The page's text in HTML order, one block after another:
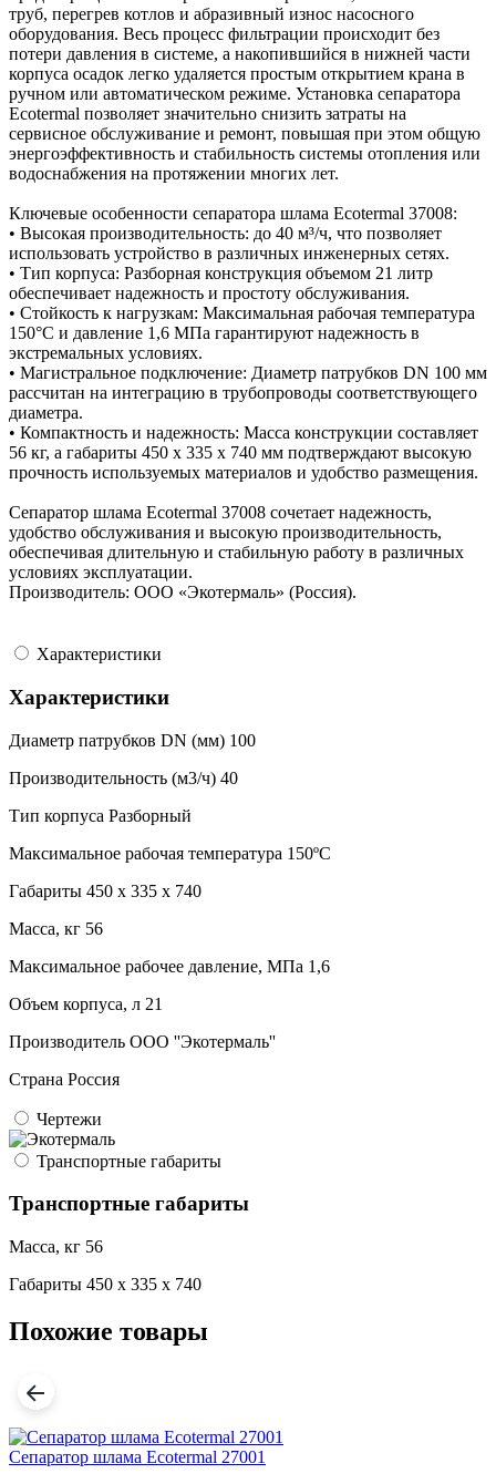
труб, перегрев котлов и абразивный износ насосного
оборудования. Весь процесс фильтрации происходит без
потери давления в системе, а накопившийся в нижней части
корпуса осадок легко удаляется простым открытием крана в
ручном или автоматическом режиме. Установка сепаратора
Ecotermal позволяет значительно снизить затраты на
сервисное обслуживание и ремонт, повышая при этом общую
энергоэффективность и стабильность системы отопления или
водоснабжения на протяжении многих лет.
Ключевые особенности сепаратора шлама Ecotermal 37008:
• Высокая производительность: до 40 м³/ч, что позволяет
использовать устройство в различных инженерных сетях.
• Тип корпуса: Разборная конструкция объемом 21 литр
обеспечивает надежность и простоту обслуживания.
• Стойкость к нагрузкам: Максимальная рабочая температура
150°C и давление 1,6 МПа гарантируют надежность в
экстремальных условиях.
• Магистральное подключение: Диаметр патрубков DN 100 мм
рассчитан на интеграцию в трубопроводы соответствующего
диаметра.
• Компактность и надежность: Масса конструкции составляет
56 кг, а габариты 450 x 335 x 740 мм подтверждают высокую
прочность используемых материалов и удобство размещения.
Сепаратор шлама Ecotermal 37008 сочетает надежность,
удобство обслуживания и высокую производительность,
обеспечивая длительную и стабильную работу в различных
условиях эксплуатации.
Производитель: ООО «Экотермаль» (Россия).
Характеристики
Характеристики
Диаметр патрубков DN (мм) 100
Производительность (м3/ч) 40
Тип корпуса Разборный
Максимальное рабочая температура 150ºC
Габариты 450 x 335 x 740
Масса, кг 56
Максимальное рабочее давление, МПа 1,6
Объем корпуса, л 21
Производитель ООО ''Экотермаль''
Страна Россия
Чертежи
Транспортные габариты
Транспортные габариты
Масса, кг 56
Габариты 450 x 335 x 740
Похожие товары
Сепаратор шлама Ecotermal 27001